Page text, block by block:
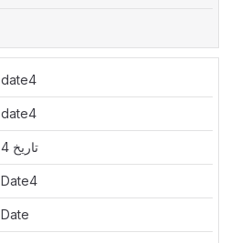
date4
date4
تاريخ 4
Date4
Date